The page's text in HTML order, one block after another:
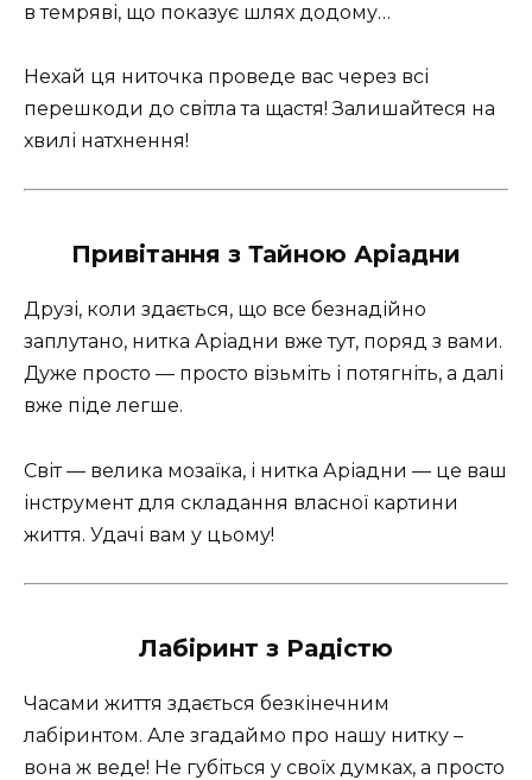
в темряві, що показує шлях додому…
Нехай ця ниточка проведе вас через всі
перешкоди до світла та щастя! Залишайтеся на
хвилі натхнення!
Привітання з Тайною Аріадни
Друзі, коли здається, що все безнадійно
заплутано, нитка Аріадни вже тут, поряд з вами.
Дуже просто — просто візьміть і потягніть, а далі
вже піде легше.
Світ — велика мозаїка, і нитка Аріадни — це ваш
інструмент для складання власної картини
життя. Удачі вам у цьому!
Лабіринт з Радістю
Часами життя здається безкінечним
лабіринтом. Але згадаймо про нашу нитку –
вона ж веде! Не губіться у своїх думках, а просто